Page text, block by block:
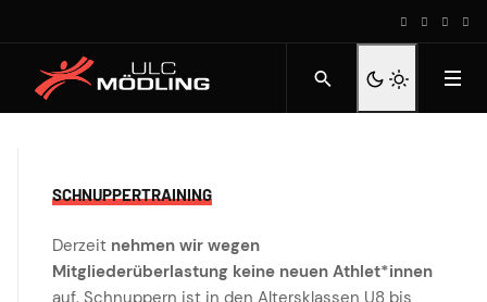
SCHNUPPERTRAINING
Derzeit nehmen wir wegen
Mitgliederüberlastung keine neuen Athlet*innen
auf. Schnuppern ist in den Altersklassen U8 bis